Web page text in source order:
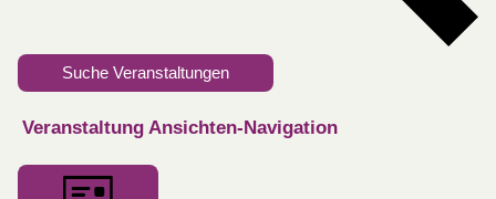
Suche Veranstaltungen
Veranstaltung Ansichten-Navigation